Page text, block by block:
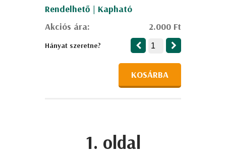
Rendelhető | Kapható
Akciós ára:
2.000 Ft
Hányat szeretne?
KOSÁRBA
1. oldal